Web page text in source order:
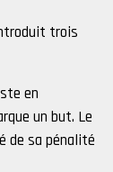
trois
en
un but. Le
de sa pénalité